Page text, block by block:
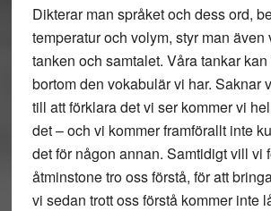
Dikterar man språket och dess ord,
temperatur och volym, styr man även
tanken och samtalet. Våra tankar
bortom den vokabulär vi har. Saknar
till att förklara det vi ser kommer vi
det – och vi kommer framförallt inte
det för någon annan. Samtidigt vill vi
åtminstone tro oss förstå, för att
vi sedan trott oss förstå kommer inte